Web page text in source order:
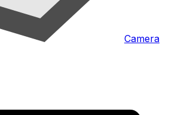
Camera